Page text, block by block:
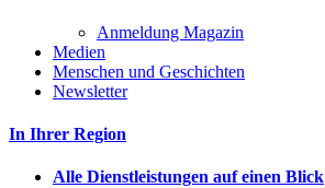
Anmeldung Magazin
Medien
Menschen und Geschichten
Newsletter
In Ihrer Region
Alle Dienstleistungen auf einen Blick